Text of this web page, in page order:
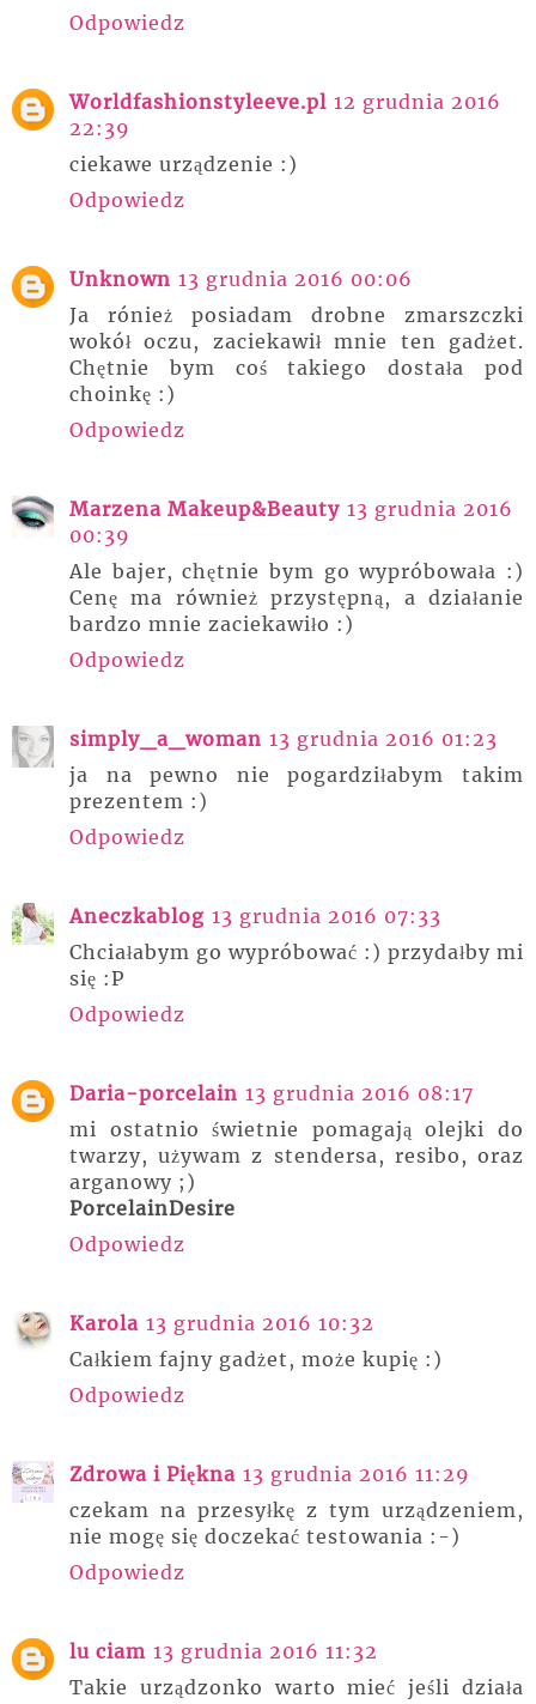
Odpowiedz
Worldfashionstyleeve.pl 12 grudnia 2016
22:39
ciekawe urządzenie :)
Odpowiedz
Unknown 13 grudnia 2016 00:06
Ja rónież posiadam drobne zmarszczki
wokół oczu, zaciekawił mnie ten gadżet.
Chętnie bym coś takiego dostała pod
choinkę :)
Odpowiedz
Marzena Makeup&Beauty 13 grudnia 2016
00:39
Ale bajer, chętnie bym go wypróbowała :)
Cenę ma również przystępną, a działanie
bardzo mnie zaciekawiło :)
Odpowiedz
simply_a_woman 13 grudnia 2016 01:23
ja na pewno nie pogardziłabym takim
prezentem :)
Odpowiedz
Aneczkablog 13 grudnia 2016 07:33
Chciałabym go wypróbować :) przydałby mi
się :P
Odpowiedz
Daria-porcelain 13 grudnia 2016 08:17
mi ostatnio świetnie pomagają olejki do
twarzy, używam z stendersa, resibo, oraz
arganowy ;)
PorcelainDesire
Odpowiedz
Karola 13 grudnia 2016 10:32
Całkiem fajny gadżet, może kupię :)
Odpowiedz
Zdrowa i Piękna 13 grudnia 2016 11:29
czekam na przesyłkę z tym urządzeniem,
nie mogę się doczekać testowania :-)
Odpowiedz
lu ciam 13 grudnia 2016 11:32
Takie urządzonko warto mieć jeśli działa